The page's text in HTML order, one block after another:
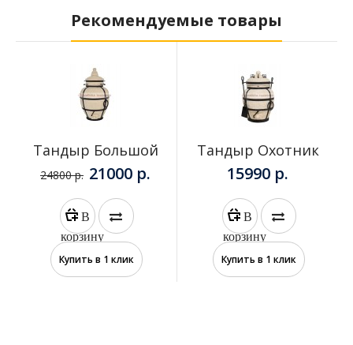
Рекомендуемые товары
Тандыр Большой
24800 р. 21000 р.
В
корзину
Купить в 1 клик
Тандыр Охотник
15990 р.
В
корзину
Купить в 1 клик